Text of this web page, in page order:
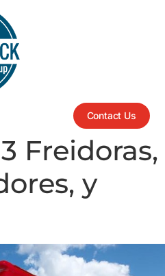
Contact Us
Freidoras,
y